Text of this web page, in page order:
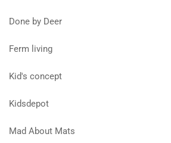
Done by Deer
Ferm living
Kid's concept
Kidsdepot
Mad About Mats